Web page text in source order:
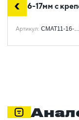
d=16-17мм с
Артикул: CMAT11-16-